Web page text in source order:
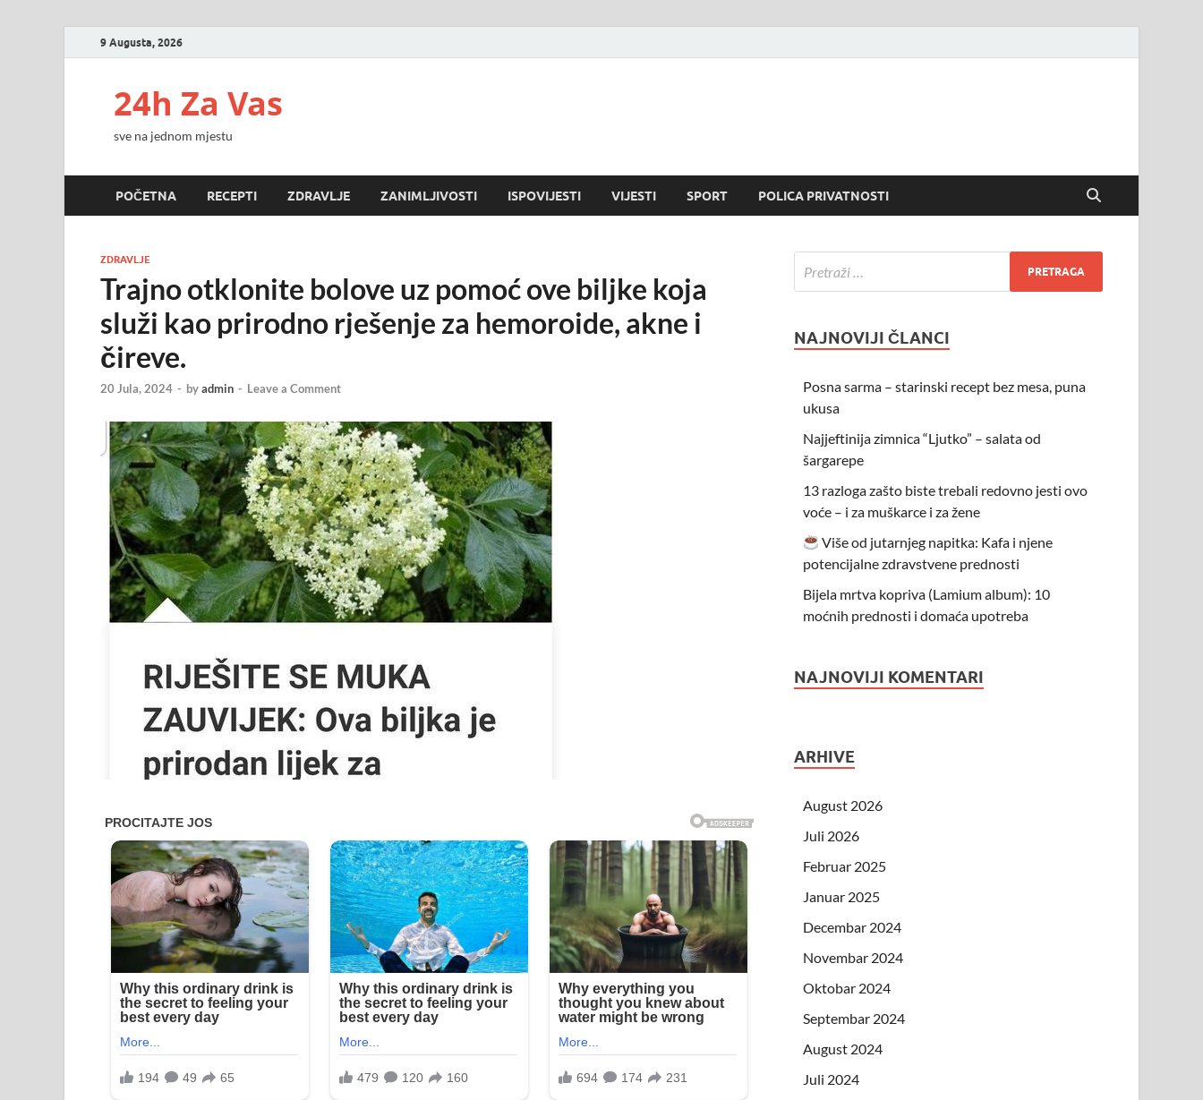
9 Augusta, 2026
24h Za Vas
sve na jednom mjestu
POČETNA RECEPTI ZDRAVLJE ZANIMLJIVOSTI ISPOVIJESTI VIJESTI SPORT POLICA PRIVATNOSTI
ZDRAVLJE
Trajno otklonite bolove uz pomoć ove biljke koja
služi kao prirodno rješenje za hemoroide, akne i
čireve.
20 Jula, 2024 - byadmin - Leave a Comment
NAJNOVIJI ČLANCI
Posna sarma – starinski recept bez mesa, puna
ukusa
Najjeftinija zimnica “Ljutko” – salata od
šargarepe
13 razloga zašto biste trebali redovno jesti ovo
voće – i za muškarce i za žene
Više od jutarnjeg napitka: Kafa i njene
potencijalne zdravstvene prednosti
Bijela mrtva kopriva (Lamium album): 10
moćnih prednosti i domaća upotreba
NAJNOVIJI KOMENTARI
ARHIVE
August 2026
Juli 2026
Februar 2025
Januar 2025
Decembar 2024
Novembar 2024
Oktobar 2024
Septembar 2024
August 2024
Juli 2024